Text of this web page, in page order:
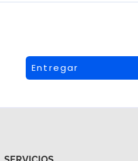
Entregar